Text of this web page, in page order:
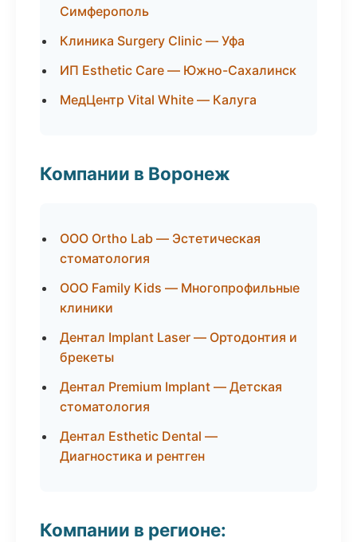
Симферополь
Клиника Surgery Clinic — Уфа
ИП Esthetic Care — Южно-Сахалинск
МедЦентр Vital White — Калуга
Компании в Воронеж
ООО Ortho Lab — Эстетическая
стоматология
ООО Family Kids — Многопрофильные
клиники
Дентал Implant Laser — Ортодонтия и
брекеты
Дентал Premium Implant — Детская
стоматология
Дентал Esthetic Dental —
Диагностика и рентген
Компании в регионе: